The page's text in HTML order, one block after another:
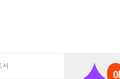
서